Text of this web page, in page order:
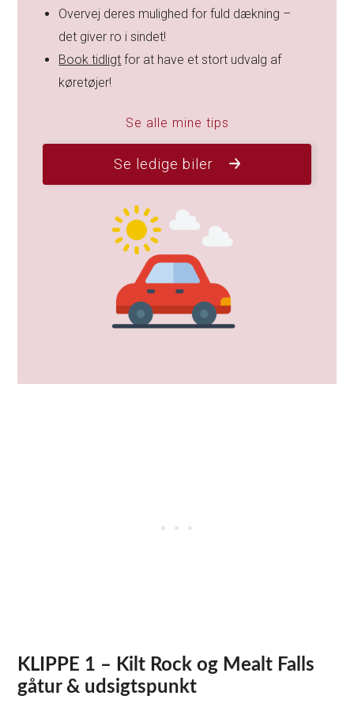
Overvej deres mulighed for fuld dækning –
det giver ro i sindet!
Book tidligt for at have et stort udvalg af
køretøjer!
Se alle mine tips
Se ledige biler
KLIPPE 1 – Kilt Rock og Mealt Falls
gåtur & udsigtspunkt